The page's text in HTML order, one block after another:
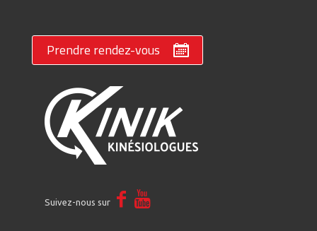
Prendre rendez-vous
Suivez-nous sur